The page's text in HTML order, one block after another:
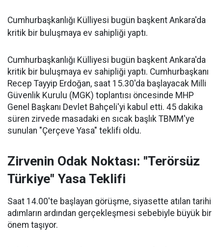
Cumhurbaşkanlığı Külliyesi bugün başkent Ankara'da
kritik bir buluşmaya ev sahipliği yaptı.
Cumhurbaşkanlığı Külliyesi bugün başkent Ankara'da
kritik bir buluşmaya ev sahipliği yaptı. Cumhurbaşkanı
Recep Tayyip Erdoğan, saat 15.30'da başlayacak Milli
Güvenlik Kurulu (MGK) toplantısı öncesinde MHP
Genel Başkanı Devlet Bahçeli'yi kabul etti. 45 dakika
süren zirvede masadaki en sıcak başlık TBMM'ye
sunulan "Çerçeve Yasa" teklifi oldu.
Zirvenin Odak Noktası: "Terörsüz
Türkiye" Yasa Teklifi
Saat 14.00'te başlayan görüşme, siyasette atılan tarihi
adımların ardından gerçekleşmesi sebebiyle büyük bir
önem taşıyor.